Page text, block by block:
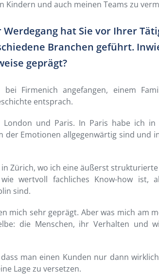
Kindern und auch meinen Teams zu
hat Sie vor Ihrer
Branchen geführt.
geprägt?
Firmenich angefangen, einem
entsprach.
London und Paris. In Paris habe ich
der Emotionen allgegenwärtig sind und
in Zürich, wo ich eine äußerst
wertvoll fachliches Know-how ist,
sind.
mich sehr geprägt. Aber was mich am
die Menschen, ihr Verhalten und
man einen Kunden nur dann
Lage zu versetzen.